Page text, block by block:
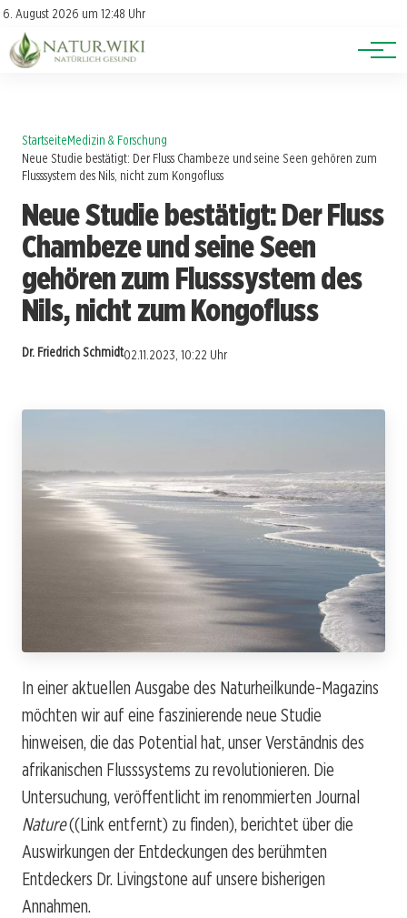
6. August 2026 um 12:48 Uhr
Account
Newsletter
Lexikon
Themen
StartseiteMedizin & Forschung
Neue Studie bestätigt: Der Fluss Chambeze und seine Seen gehören zum
Flusssystem des Nils, nicht zum Kongofluss
Neue Studie bestätigt: Der Fluss
Chambeze und seine Seen
gehören zum Flusssystem des
Nils, nicht zum Kongofluss
Dr. Friedrich Schmidt02.11.2023, 10:22 Uhr
In einer aktuellen Ausgabe des Naturheilkunde-Magazins
möchten wir auf eine faszinierende neue Studie
hinweisen, die das Potential hat, unser Verständnis des
afrikanischen Flusssystems zu revolutionieren. Die
Untersuchung, veröffentlicht im renommierten Journal
Nature((Link entfernt) zu finden), berichtet über die
Auswirkungen der Entdeckungen des berühmten
Entdeckers Dr. Livingstone auf unsere bisherigen
Annahmen.